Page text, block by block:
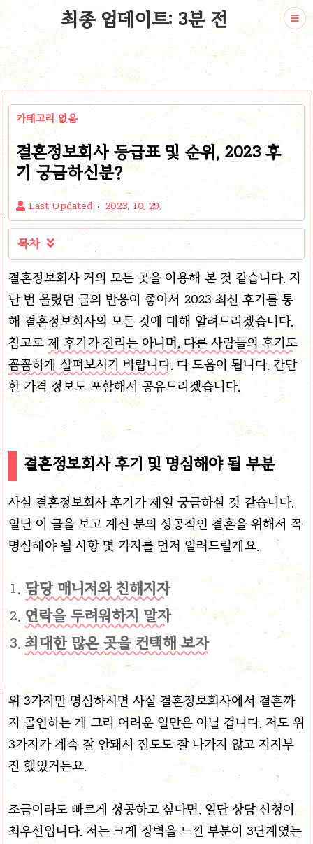
최종 업데이트: 3분 전
카테고리 없음
결혼정보회사 등급표 및 순위, 2023 후
기 궁금하신분?
Last Updated 2023. 10. 29.
목차 
결혼정보회사 거의 모든 곳을 이용해 본 것 같습니다. 지
난 번 올렸던 글의 반응이 좋아서 2023 최신 후기를 통
해 결혼정보회사의 모든 것에 대해 알려드리겠습니다.
참고로 제 후기가 진리는 아니며, 다른 사람들의 후기도
꼼꼼하게 살펴보시기 바랍니다. 다 도움이 됩니다. 간단
한 가격 정보도 포함해서 공유드리겠습니다.
결혼정보회사 후기 및 명심해야 될 부분
사실 결혼정보회사 후기가 제일 궁금하실 것 같습니다.
일단 이 글을 보고 계신 분의 성공적인 결혼을 위해서 꼭
명심해야 될 사항 몇 가지를 먼저 알려드릴게요.
담당 매니저와 친해지자
연락을 두려워하지 말자
최대한 많은 곳을 컨택해 보자
위 3가지만 명심하시면 사실 결혼정보회사에서 결혼까
지 골인하는 게 그리 어려운 일만은 아닐 겁니다. 저도 위
3가지가 계속 잘 안돼서 진도도 잘 나가지 않고 지지부
진 했었거든요.
조금이라도 빠르게 성공하고 싶다면, 일단 상담 신청이
최우선입니다. 저는 크게 장벽을 느낀 부분이 3단계였는